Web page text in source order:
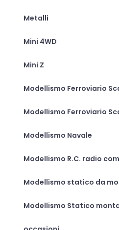
Metalli
Mini 4WD
Mini Z
Modellismo Ferroviario
Modellismo Ferroviario
Modellismo Navale
Modellismo R.C. radio
Modellismo statico da
Modellismo Statico